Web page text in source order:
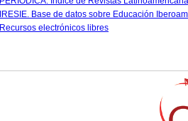
IRESIE. Base de datos
Recursos electrónicos libres